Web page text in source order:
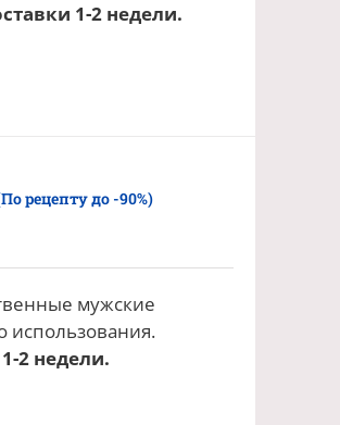
1-2 недели.
рецепту до -90%)
мужские
использования.
2 недели.